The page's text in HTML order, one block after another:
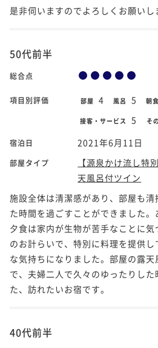
是非伺いますのでよろしくお願いし
50代前半
総合点
項目別評価 部屋 4 風呂 5 朝食
接客・サービス 5 そ
宿泊日 2021年6月11日
部屋タイプ
【源泉かけ流し特
天風呂付ツイン
施設全体は清潔感があり、部屋も
た時間を過ごすことができました。
夕食は家内が生物が苦手なことに
のお計らいで、特別に料理を提供
な気持ちになりました。部屋の露
で、夫婦二人で久々のゆったりし
た、訪れたいお宿です。
40代前半